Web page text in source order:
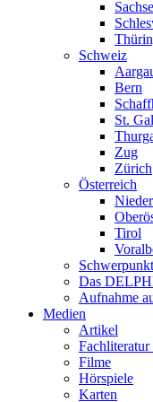
Schweiz
Bern
St.
Zug
Zürich
Österreich
Tirol
Das
Aufnahme
Medien
Artikel
Fachliteratur
Filme
Hörspiele
Karten